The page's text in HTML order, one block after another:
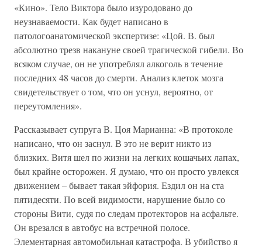
«Кино». Тело Виктора было изуродовано до
неузнаваемости. Как будет написано в
патологоанатомической экспертизе: «Цой. В. был
абсолютно трезв накануне своей трагической гибели. Во
всяком случае, он не употреблял алкоголь в течение
последних 48 часов до смерти. Анализ клеток мозга
свидетельствует о том, что он уснул, вероятно, от
переутомления».
Рассказывает супруга В. Цоя Марианна: «В протоколе
написано, что он заснул. В это не верит никто из
близких. Витя шел по жизни на легких кошачьих лапах,
был крайне осторожен. Я думаю, что он просто увлекся
движением – бывает такая эйфория. Ездил он на ста
пятидесяти. По всей видимости, нарушение было со
стороны Вити, судя по следам протекторов на асфальте.
Он врезался в автобус на встречной полосе.
Элементарная автомобильная катастрофа. В убийство я